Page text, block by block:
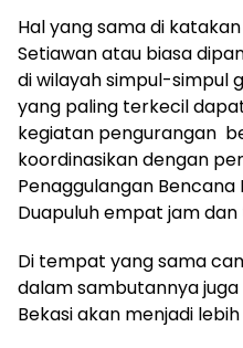
Hal yang sama di katakan
Setiawan atau biasa
di wilayah simpul-simpul
yang paling terkecil
kegiatan pengurangan
koordinasikan dengan
Penaggulangan Bencana
Duapuluh empat jam
Di tempat yang sama
dalam sambutannya juga
Bekasi akan menjadi